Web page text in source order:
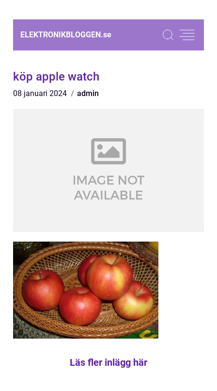
ELEKTRONIKBLOGGEN.se
köp apple watch
08 januari 2024 admin
Läs fler inlägg här